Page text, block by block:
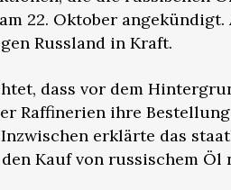
22. Oktober angekündigt.
Russland in Kraft.
dass vor dem
Raffinerien ihre
erklärte das
Kauf von russischem